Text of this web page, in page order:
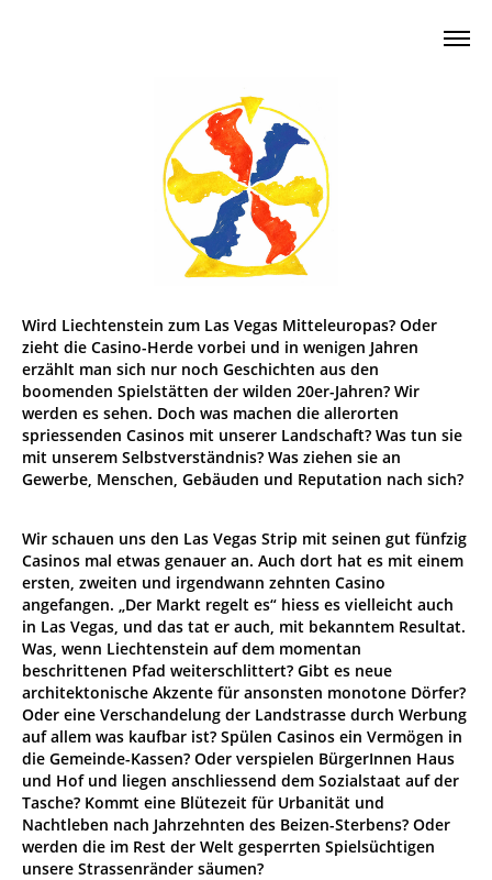
Wird Liechtenstein zum Las Vegas Mitteleuropas? Oder
zieht die Casino-Herde vorbei und in wenigen Jahren
erzählt man sich nur noch Geschichten aus den
boomenden Spielstätten der wilden 20er-Jahren? Wir
werden es sehen. Doch was machen die allerorten
spriessenden Casinos mit unserer Landschaft? Was tun sie
mit unserem Selbstverständnis? Was ziehen sie an
Gewerbe, Menschen, Gebäuden und Reputation nach sich?
Wir schauen uns den Las Vegas Strip mit seinen gut fünfzig
Casinos mal etwas genauer an. Auch dort hat es mit einem
ersten, zweiten und irgendwann zehnten Casino
angefangen. „Der Markt regelt es“ hiess es vielleicht auch
in Las Vegas, und das tat er auch, mit bekanntem Resultat.
Was, wenn Liechtenstein auf dem momentan
beschrittenen Pfad weiterschlittert? Gibt es neue
architektonische Akzente für ansonsten monotone Dörfer?
Oder eine Verschandelung der Landstrasse durch Werbung
auf allem was kaufbar ist? Spülen Casinos ein Vermögen in
die Gemeinde-Kassen? Oder verspielen BürgerInnen Haus
und Hof und liegen anschliessend dem Sozialstaat auf der
Tasche? Kommt eine Blütezeit für Urbanität und
Nachtleben nach Jahrzehnten des Beizen-Sterbens? Oder
werden die im Rest der Welt gesperrten Spielsüchtigen
unsere Strassenränder säumen?